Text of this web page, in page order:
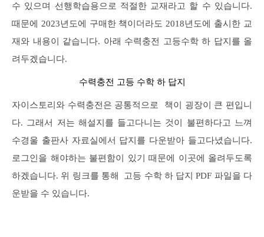
수 있으며 선행학습용으로 적절한 교재라고 할 수 있습니다.
때문에 2023년도에 구매한 책이더라도 2018년도에 출시한 교
재와 내용이 같습니다. 아래 수력충전 고등수학 하 답지를 올
려두겠습니다.
수력충전 고등 수학 하 답지
자이스토리와 수력충전은 공통적으로 책이 굉장이 큰 편입니
다. 그래서 저는 해설지를 들고다니는 것이 불편하다고 느껴
수경울 출판사 자료실에서 답지를 다운받아 들고다녔습니다.
로그인을 해야하는 불편함이 있기 때문에 이곳에 올려두도록
하겠습니다. 위 링크를 통해 고등 수학 하 답지 PDF 파일을 다
운받을 수 있습니다.